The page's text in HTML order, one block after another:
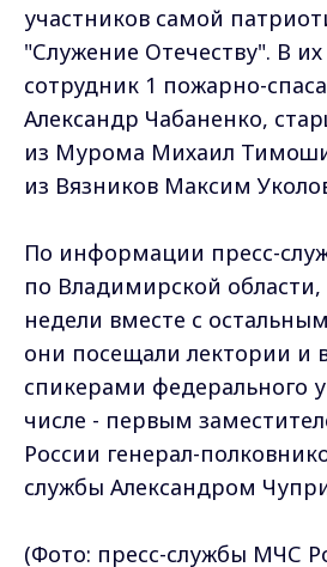
участников самой
"Служение Отечеству". В их
сотрудник 1 пожарно-
Александр Чабаненко,
из Мурома Михаил
из Вязников Максим
По информации пресс-
по Владимирской области
недели вместе с
они посещали лектории и
спикерами федерального
числе - первым
России генерал-
службы Александром
(Фото: пресс-службы МЧС